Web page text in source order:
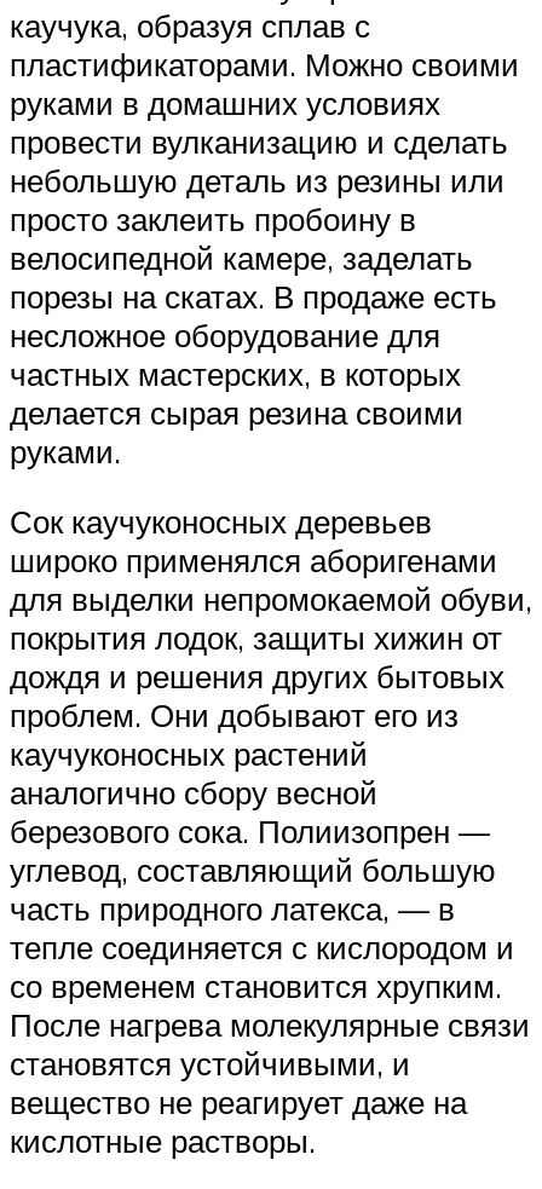
каучука, образуя сплав с
пластификаторами. Можно своими
руками в домашних условиях
провести вулканизацию и сделать
небольшую деталь из резины или
просто заклеить пробоину в
велосипедной камере, заделать
порезы на скатах. В продаже есть
несложное оборудование для
частных мастерских, в которых
делается сырая резина своими
руками.
Сок каучуконосных деревьев
широко применялся аборигенами
для выделки непромокаемой обуви,
покрытия лодок, защиты хижин от
дождя и решения других бытовых
проблем. Они добывают его из
каучуконосных растений
аналогично сбору весной
березового сока. Полиизопрен —
углевод, составляющий большую
часть природного латекса, — в
тепле соединяется с кислородом и
со временем становится хрупким.
После нагрева молекулярные связи
становятся устойчивыми, и
вещество не реагирует даже на
кислотные растворы.